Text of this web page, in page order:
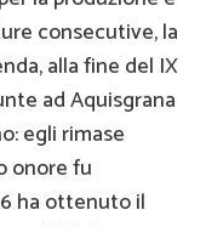
consecutive, la
alla fine del IX
ad Aquisgrana
egli rimase
onore fu
ha ottenuto il